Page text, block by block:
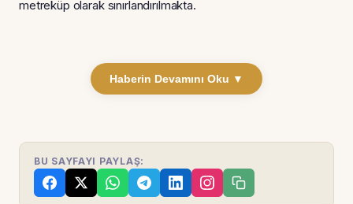
metreküp olarak sınırlandırılmakta.
Haberin Devamını Oku ▼
BU SAYFAYI PAYLAŞ: